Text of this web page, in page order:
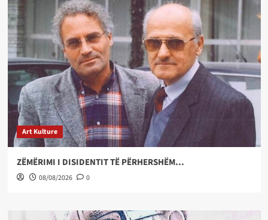
Art Kulture
ZËMËRIMI I DISIDENTIT TË PËRHERSHËM…
08/08/2026 0